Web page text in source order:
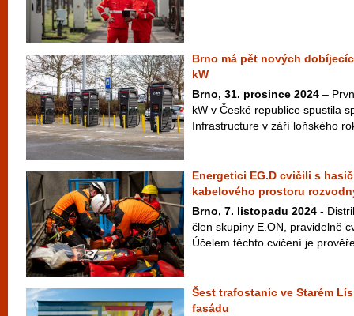
Brno má pět nových
kW
Brno, 31. prosince 2024 –
kW v České republice spustila
Infrastructure v září loňského
Energetici EG.D cvičili s
kabelového prostoru
Brno, 7. listopadu 2024 -
člen skupiny E.ON, pravidelně
Účelem těchto cvičení je
Šest trafostanic ve Starém
fasádu